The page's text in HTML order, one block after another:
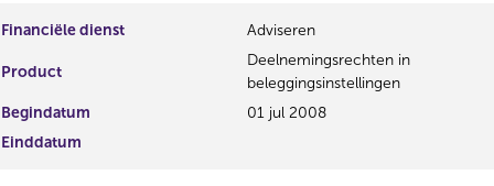
l
a
t
Financiële dienst Adviseren
Product
Deelnemingsrechten in
beleggingsinstellingen
Begindatum
01 jul 2008
Einddatum